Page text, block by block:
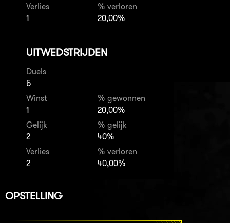
Verlies
1
% verloren
20,00%
UITWEDSTRIJDEN
Duels
5
Winst
1
% gewonnen
20,00%
Gelijk
2
% gelijk
40%
Verlies
2
% verloren
40,00%
OPSTELLING